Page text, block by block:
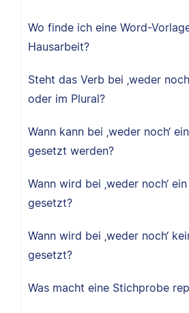
Wo finde ich eine Word-
Hausarbeit?
Steht das Verb bei ‚weder
oder im Plural?
Wann kann bei ‚weder noch‘
gesetzt werden?
Wann wird bei ‚weder noch‘
gesetzt?
Wann wird bei ‚weder noch‘
gesetzt?
Was macht eine Stichprobe